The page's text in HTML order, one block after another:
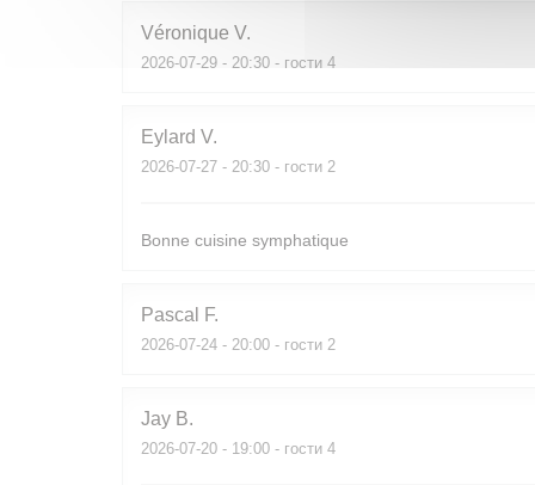
Véronique V
2026-07-29 - 20:30 - гости 4
Eylard V
2026-07-27 - 20:30 - гости 2
Bonne cuisine symphatique
Pascal F
2026-07-24 - 20:00 - гости 2
Jay B
2026-07-20 - 19:00 - гости 4